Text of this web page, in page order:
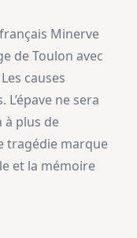
Minerve
de Toulon avec
causes
ne sera
à plus de
tragédie marque
et la mémoire